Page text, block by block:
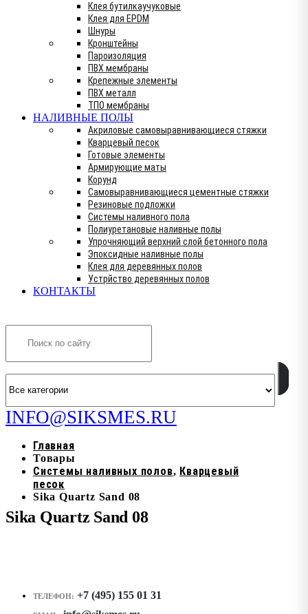
Клея бутилкаучуковые
Клея для EPDM
Шнуры
Кронштейны
Пароизоляция
ПВХ мембраны
Крепежные элементы
ПВХ металл
ТПО мембраны
НАЛИВНЫЕ ПОЛЫ
Акриловые самовыравнивающиеся стяжки
Кварцевый песок
Готовые элементы
Армирующие маты
Корунд
Самовыравнивающиеся цементные стяжки
Резиновые подложки
Системы наливного пола
Полиуретановые наливные полы
Упрочняющий верхний слой бетонного пола
Эпоксидные наливные полы
Клея для деревянных полов
Устрйство деревянных полов
КОНТАКТЫ
INFO@SIKSMES.RU
Главная
Товары
Системы наливных полов, Кварцевый
песок
Sika Quartz Sand 08
Sika Quartz Sand 08
ТЕЛЕФОН: +7 (495) 155 01 31